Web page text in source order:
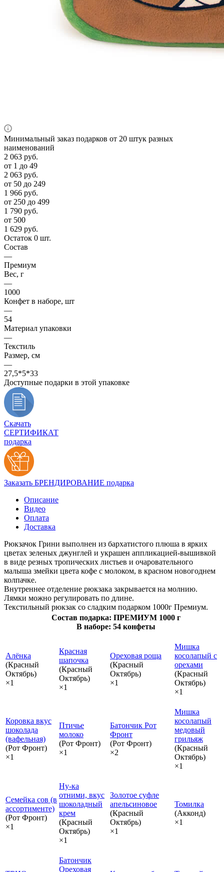
Минимальный заказ подарков от 20 штук разных
наименований
2 063 руб.
от 1 до 49
2 063 руб.
от 50 до 249
1 966 руб.
от 250 до 499
1 790 руб.
от 500
1 629 руб.
Остаток 0 шт.
Состав
—
Премиум
Вес, г
—
1000
Конфет в наборе, шт
—
54
Материал упаковки
—
Текстиль
Размер, см
—
27,5*5*33
Доступные подарки в этой упаковке
Скачать
СЕРТИФИКАТ
подарка
Заказать БРЕНДИРОВАНИЕ подарка
Описание
Видео
Оплата
Доставка
Рюкзачок Грини выполнен из бархатистого плюша в ярких
цветах зеленых джунглей и украшен аппликацией-вышивкой
в виде резных тропических листьев и очаровательного
малыша змейки цвета кофе с молоком, в красном новогоднем
колпачке.
Внутреннее отделение рюкзака закрывается на молнию.
Лямки можно регулировать по длине.
Текстильный рюкзак со сладким подарком 1000г Премиум.
Состав подарка: ПРЕМИУМ 1000 г
В наборе: 54 конфеты
Алёнка
(Красный
Октябрь)
×1
Красная
шапочка
(Красный
Октябрь)
×1
Ореховая роща
(Красный
Октябрь)
×1
Мишка
косолапый с
орехами
(Красный
Октябрь)
×1
Коровка вкус
шоколада
(вафельная)
(Рот Фронт)
×1
Птичье
молоко
(Рот Фронт)
×1
Батончик Рот
Фронт
(Рот Фронт)
×2
Мишка
косолапый
медовый
грильяж
(Красный
Октябрь)
×1
Семейка сов (в
ассортименте)
(Рот Фронт)
×1
Ну-ка
отними, вкус
шоколадный
крем
(Красный
Октябрь)
×1
Золотое суфле
апельсиновое
(Красный
Октябрь)
×1
Томилка
(Акконд)
×1
Батончик
Ореховая